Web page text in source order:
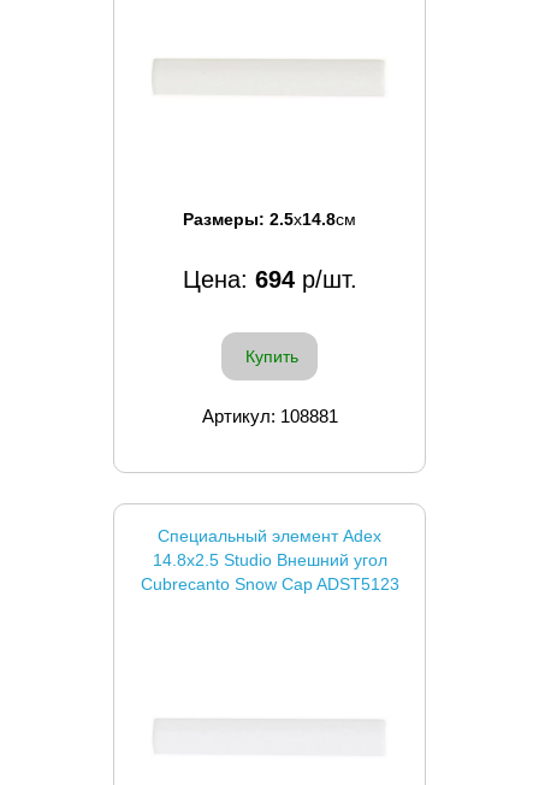
Размеры: 2.5x14.8см
Цена: 694р/шт.
Купить
Артикул: 108881
Специальный элемент Adex
14.8x2.5 Studio Внешний угол
Cubrecanto Snow Cap ADST5123